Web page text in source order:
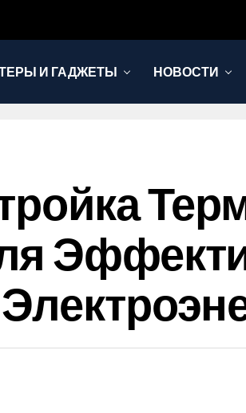
И ГАДЖЕТЫ НОВОСТИ